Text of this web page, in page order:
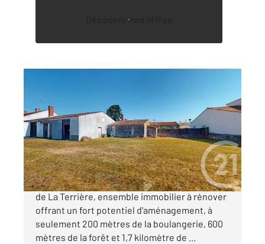
Découvrir nos offres
Ref : 2983
Maison à vendre
186 900 €
À vendre à La Tranche sur Mer, dans le quartier
de La Terrière, ensemble immobilier à rénover
offrant un fort potentiel d'aménagement, à
seulement 200 mètres de la boulangerie, 600
mètres de la forêt et 1,7 kilomètre de ...